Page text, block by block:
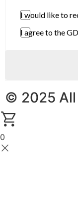
I would like to
I agree to the
© 2025
0